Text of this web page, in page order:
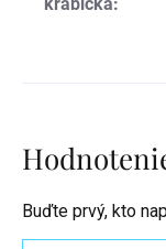
Buďte prvý, kto